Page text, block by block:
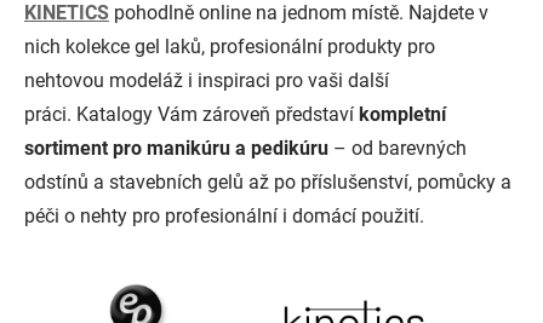
KINETICS pohodlně online na jednom místě. Najdete v
nich kolekce gel laků, profesionální produkty pro
nehtovou modeláž i inspiraci pro vaši další
práci. Katalogy Vám zároveň představí kompletní
sortiment pro manikúru a pedikúru – od barevných
odstínů a stavebních gelů až po příslušenství, pomůcky a
péči o nehty pro profesionální i domácí použití.